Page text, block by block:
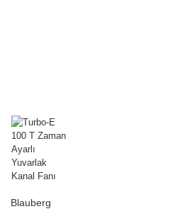
Blauberg